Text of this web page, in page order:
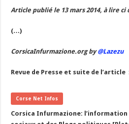
Article publié le 13 mars 2014, à lire ci
(…)
CorsicaInfurmazione.org by@Lazezu
Revue de Presse et suite de l’article
Corse Net Infos
Corsica Infurmazione: l’information